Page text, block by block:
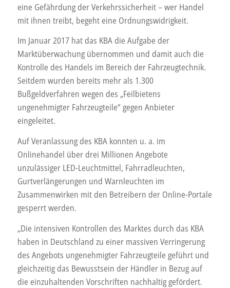
eine Gefährdung der Verkehrssicherheit – wer Handel
mit ihnen treibt, begeht eine Ordnungswidrigkeit.
Im Januar 2017 hat das KBA die Aufgabe der
Marktüberwachung übernommen und damit auch die
Kontrolle des Handels im Bereich der Fahrzeugtechnik.
Seitdem wurden bereits mehr als 1.300
Bußgeldverfahren wegen des „Feilbietens
ungenehmigter Fahrzeugteile“ gegen Anbieter
eingeleitet.
Auf Veranlassung des KBA konnten u. a. im
Onlinehandel über drei Millionen Angebote
unzulässiger LED-Leuchtmittel, Fahrradleuchten,
Gurtverlängerungen und Warnleuchten im
Zusammenwirken mit den Betreibern der Online-Portale
gesperrt werden.
„Die intensiven Kontrollen des Marktes durch das KBA
haben in Deutschland zu einer massiven Verringerung
des Angebots ungenehmigter Fahrzeugteile geführt und
gleichzeitig das Bewusstsein der Händler in Bezug auf
die einzuhaltenden Vorschriften nachhaltig gefördert.